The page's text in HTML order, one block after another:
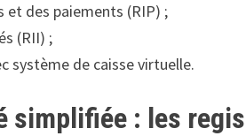
et des paiements (RIP) ;
(RII) ;
système de caisse virtuelle.
simplifiée : les